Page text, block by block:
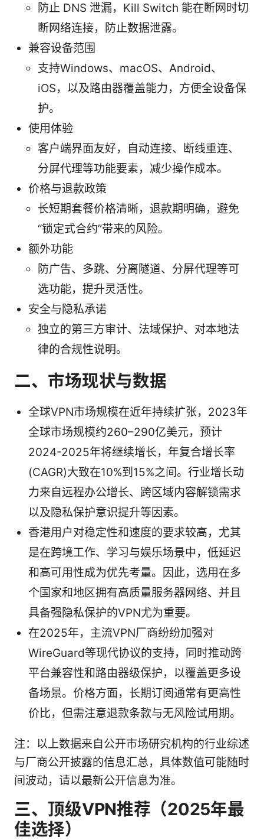
防止 DNS 泄漏，Kill Switch 能在断网时切
断网络连接，防止数据泄露。
兼容设备范围
支持Windows、macOS、Android、
iOS，以及路由器覆盖能力，方便全设备保
护。
使用体验
客户端界面友好，自动连接、断线重连、
分屏代理等功能要素，减少操作成本。
价格与退款政策
长短期套餐价格清晰，退款期明确，避免
“锁定式合约”带来的风险。
额外功能
防广告、多跳、分离隧道、分屏代理等可
选功能，提升灵活性。
安全与隐私承诺
独立的第三方审计、法域保护、对本地法
律的合规性说明。
二、市场现状与数据
全球VPN市场规模在近年持续扩张，2023年
全球市场规模约260–290亿美元，预计
2024-2025年将继续增长，年复合增长率
(CAGR)大致在10%到15%之间。行业增长动
力来自远程办公增长、跨区域内容解锁需求
以及隐私保护意识提升等因素。
香港用户对稳定性和速度的要求较高，尤其
是在跨境工作、学习与娱乐场景中，低延迟
和高可用性成为优先考量。因此，选用在多
个国家和地区拥有高质量服务器网络、并且
具备强隐私保护的VPN尤为重要。
在2025年，主流VPN厂商纷纷加强对
WireGuard等现代协议的支持，同时推动跨
平台兼容性和路由器级保护，以覆盖更多设
备场景。价格方面，长期订阅通常有更高性
价比，但需注意退款条款与无风险试用期。
注：以上数据来自公开市场研究机构的行业综述
与厂商公开披露的信息汇总，具体数值可能随时
间波动，请以最新公开信息为准。
三、顶级VPN推荐（2025年最
佳选择）